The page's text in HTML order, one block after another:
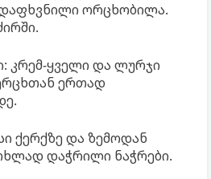
ორცხობილა.
კრემ-ყველი და ლურჯი
ერთად
ქერქზე და ზემოდან
დაჭრილი ნაჭრები.